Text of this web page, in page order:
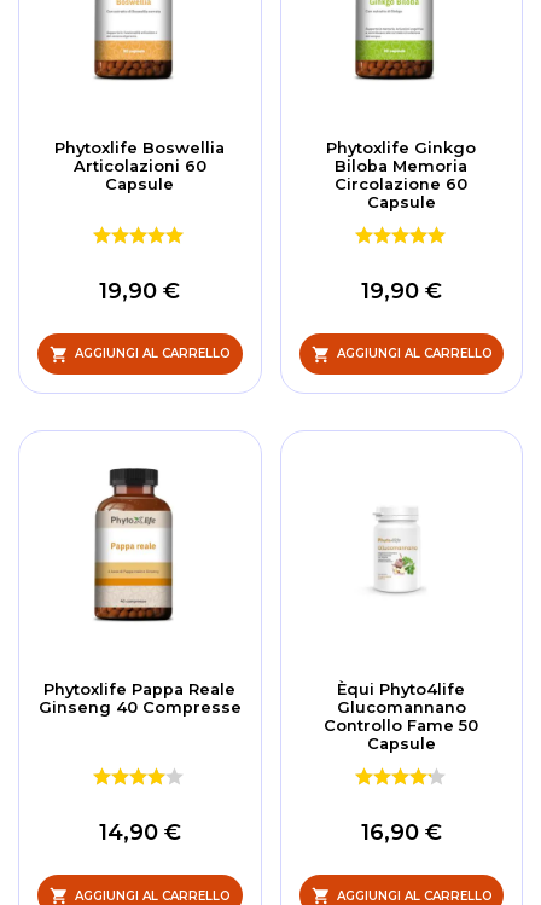
Phytoxlife Boswellia
Articolazioni 60
Capsule
19,90 €
AGGIUNGI AL CARRELLO
Phytoxlife Ginkgo
Biloba Memoria
Circolazione 60
Capsule
19,90 €
AGGIUNGI AL CARRELLO
Phytoxlife Pappa Reale
Ginseng 40 Compresse
14,90 €
AGGIUNGI AL CARRELLO
Èqui Phyto4life
Glucomannano
Controllo Fame 50
Capsule
16,90 €
AGGIUNGI AL CARRELLO